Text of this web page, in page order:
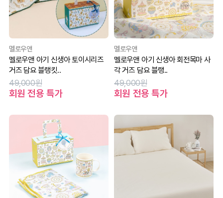
멜로우앤
멜로우앤 아기 신생아 토이시리즈
거즈 담요 블랭킷..
49,000원
회원 전용 특가
멜로우앤
멜로우앤 아기 신생아 회전목마 사
각 거즈 담요 블랭..
49,000원
회원 전용 특가